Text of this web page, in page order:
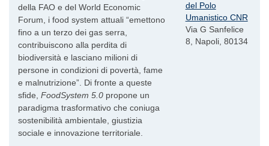
della FAO e del World Economic
Forum, i food system attuali “emettono
fino a un terzo dei gas serra,
contribuiscono alla perdita di
biodiversità e lasciano milioni di
persone in condizioni di povertà, fame
e malnutrizione”. Di fronte a queste
sfide, FoodSystem 5.0 propone un
paradigma trasformativo che coniuga
sostenibilità ambientale, giustizia
sociale e innovazione territoriale.
del Polo
Umanistico CNR
Via G Sanfelice
8, Napoli, 80134